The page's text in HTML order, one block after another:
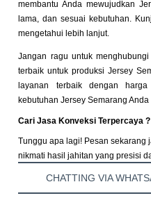
membantu Anda mewujudkan
lama, dan sesuai kebutuhan.
mengetahui lebih lanjut.
Jangan ragu untuk
terbaik untuk produksi Jersey
layanan terbaik dengan
kebutuhan Jersey Semarang
Cari Jasa Konveksi Terpercaya ?
Tunggu apa lagi! Pesan sekarang
nikmati hasil jahitan yang presisi
CHATTING VIA